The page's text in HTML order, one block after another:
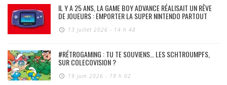
IL Y A 25 ANS, LA GAME BOY ADVANCE RÉALISAIT UN RÊVE
DE JOUEURS : EMPORTER LA SUPER NINTENDO PARTOUT
13 juillet 2026 - 14 h 48
#RÉTROGAMING : TU TE SOUVIENS… LES SCHTROUMPFS,
SUR COLECOVISION ?
19 juin 2026 - 19 h 02